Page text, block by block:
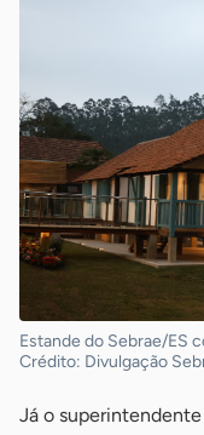
Estande do Sebrae/ES
Crédito: Divulgação
Já o